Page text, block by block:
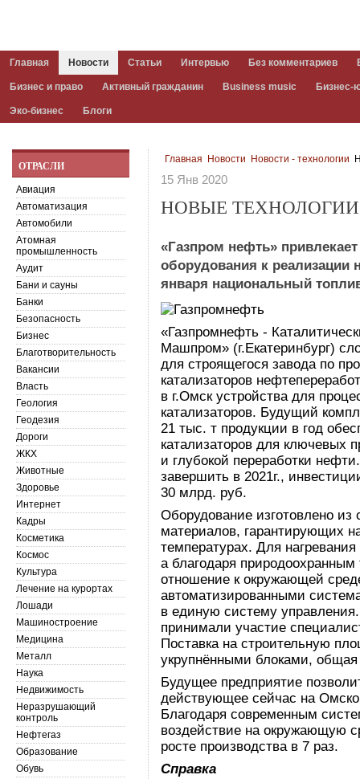
Главная Новости Статьи Интервью Без комментариев
Бизнес и право Активный гражданин Business music Бизнес-
Эко-бизнес Блоги
Главная Новости Новости - технологии
15 Янв 2020
НОВЫЕ
«Газпром нефть»
оборудования к реализации
января национальный
«Газпромнефть -
Машпром» (г.Екатеринбург)
для строящегося завода по
катализаторов
в г.Омск устройства для
катализаторов. Будущий
21 тыс. т продукции в год
катализаторов для ключевых
и глубокой переработки
завершить в 2021г.,
30 млрд. руб.
Оборудование изготовлено
материалов, гарантирующих
температурах. Для
а благодаря
отношение к окружающей
автоматизированными
в единую систему
принимали участие
Поставка на строительную
укрупнёнными блоками, общая
Будущее предприятие
действующее сейчас на
Благодаря современным
воздействие на окружающую
росте производства в 7 раз.
Справка
ОТРАСЛИ
Авиация
Автоматизация
Автомобили
Атомная
промышленность
Аудит
Бани и сауны
Банки
Безопасность
Бизнес
Благотворительность
Вакансии
Власть
Геология
Геодезия
Дороги
ЖКХ
Животные
Здоровье
Интернет
Кадры
Косметика
Космос
Культура
Лечение на курортах
Лошади
Машиностроение
Медицина
Металл
Наука
Недвижимость
Неразрушающий
контроль
Нефтегаз
Образование
Обувь